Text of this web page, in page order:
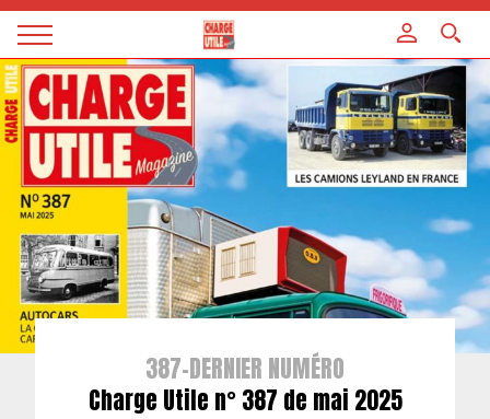
Magazine
Charge
utile
387-DERNIER NUMÉRO
Charge Utile n° 387 de mai 2025
Panneau de gestion des cookies